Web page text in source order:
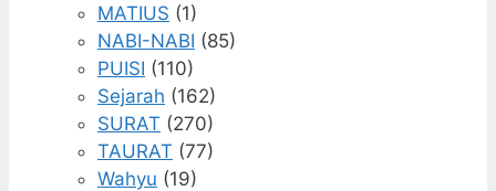
MATIUS (1)
NABI-NABI (85)
PUISI (110)
Sejarah (162)
SURAT (270)
TAURAT (77)
Wahyu (19)